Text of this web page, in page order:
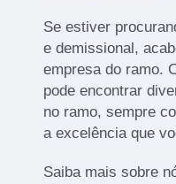
Se estiver
e demissional,
empresa do ramo.
pode encontrar
no ramo, sempre
a excelência que
Saiba mais sobre